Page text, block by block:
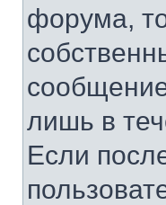
форума,
лишь в
Если